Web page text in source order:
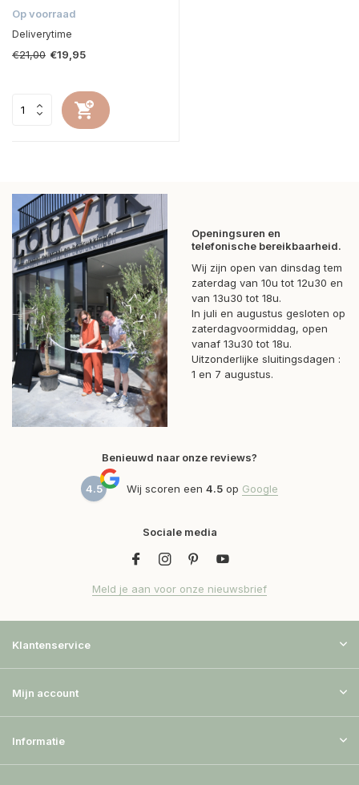
Op voorraad
Deliverytime
€21,00 €19,95
Openingsuren en
telefonische bereikbaarheid.
Wij zijn open van dinsdag tem
zaterdag van 10u tot 12u30 en
van 13u30 tot 18u.
In juli en augustus gesloten op
zaterdagvoormiddag, open
vanaf 13u30 tot 18u.
Uitzonderlijke sluitingsdagen :
1 en 7 augustus.
Benieuwd naar onze reviews?
4.5 Wij scoren een 4.5 op Google
Sociale media
Meld je aan voor onze nieuwsbrief
Klantenservice
Mijn account
Informatie